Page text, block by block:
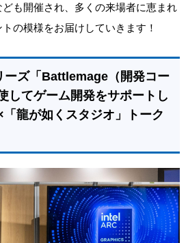
も開催され、多くの来場者に恵まれ
の模様をお届けしていきます！
ズ「Battlemage（開発コー
してゲーム開発をサポートし
龍が如くスタジオ」トーク